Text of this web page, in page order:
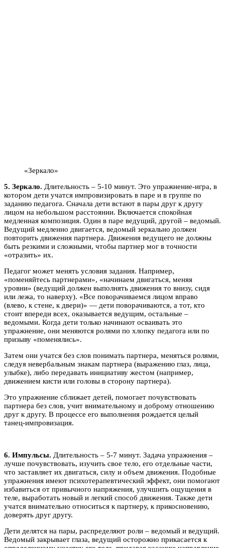
«Зеркало»
5. Зеркало. Длительность – 5-10 минут. Это упражнение-игра, в
котором дети учатся импровизировать в паре и в группе по
заданию педагога. Сначала дети встают в пары друг к другу
лицом на небольшом расстоянии. Включается спокойная
медленная композиция. Один в паре ведущий, другой – ведомый.
Ведущий медленно двигается, ведомый зеркально должен
повторить движения партнера. Движения ведущего не должны
быть резкими и сложными, чтобы партнер мог в точности
«отразить» их.
Педагог может менять условия задания. Например,
«поменяйтесь партнерами», «начинаем двигаться, меняя
уровни» (ведущий должен выполнять движения то внизу, сидя
или лежа, то наверху). «Все поворачиваемся лицом вправо
(влево, к стене, к двери)» — дети поворачиваются, а тот, кто
стоит впереди всех, оказывается ведущим, остальные –
ведомыми. Когда дети только начинают осваивать это
упражнение, они меняются ролями по хлопку педагога или по
призыву «поменялись».
Затем они учатся без слов понимать партнера, меняться ролями,
следуя невербальным знакам партнера (выражению глаз, лица,
улыбке), либо передавать инициативу жестом (например,
движением кисти или головы в сторону партнера).
Это упражнение сближает детей, помогает почувствовать
партнера без слов, учит внимательному и доброму отношению
друг к другу. В процессе его выполнения рождается целый
танец-импровизация.
6. Импульсы. Длительность – 5-7 минут. Задача упражнения –
лучше почувствовать, изучить свое тело, его отдельные части,
что заставляет их двигаться, силу и объем движения. Подобные
упражнения имеют психотерапевтический эффект, они помогают
избавиться от привычного напряжения, улучшить ощущения в
теле, выработать новый и легкий способ движения. Также дети
учатся внимательно относиться к партнеру, к прикосновению,
доверять друг другу.
Дети делятся на пары, распределяют роли – ведомый и ведущий.
Ведомый закрывает глаза, ведущий осторожно прикасается к